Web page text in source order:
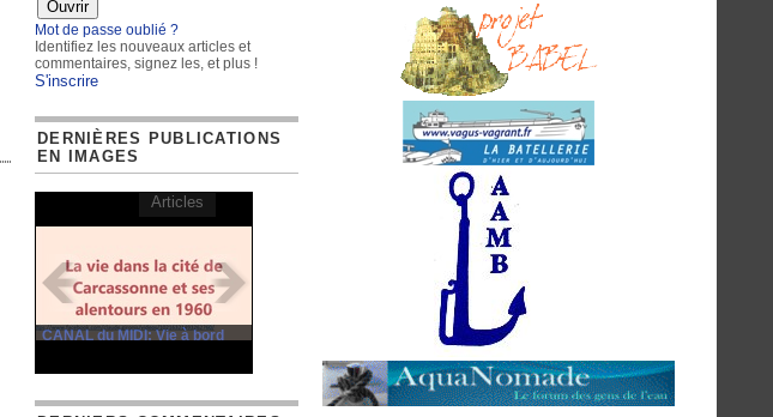
Mot de passe oublié ?
Identifiez les nouveaux articles et
commentaires, signez les, et plus !
S'inscrire
DERNIÈRES PUBLICATIONS
EN IMAGES
CANAL du MIDI: Vie à bord
Articles